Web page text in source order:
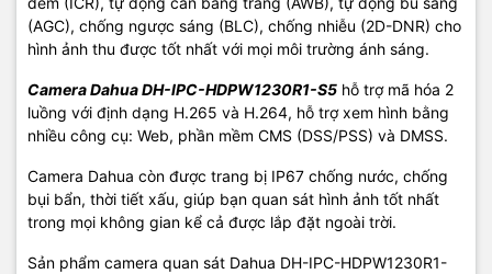
(AGC), chống ngược sáng (BLC), chống nhiễu (2D-DNR) cho
hình ảnh thu được tốt nhất với mọi môi trường ánh sáng.
Camera Dahua DH-IPC-HDPW1230R1-S5 hỗ trợ mã hóa 2
luồng với định dạng H.265 và H.264, hỗ trợ xem hình bằng
nhiều công cụ: Web, phần mềm CMS (DSS/PSS) và DMSS.
Camera Dahua còn được trang bị IP67 chống nước, chống
bụi bẩn, thời tiết xấu, giúp bạn quan sát hình ảnh tốt nhất
trong mọi không gian kể cả được lắp đặt ngoài trời.
Sản phẩm camera quan sát Dahua DH-IPC-HDPW1230R1-